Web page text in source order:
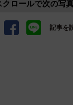
クロールで次の写
記事を